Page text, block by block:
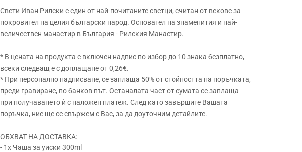
Свети Иван Рилски е един от най-почитаните светци, считан от векове за
покровител на целия български народ. Основател на знаменития и най-
величествен манастир в България - Рилския Манастир.
* В цената на продукта е включен надпис по избор до 10 знака безплатно,
всеки следващ е с доплащане от 0,26€.
* При персонално надписване, се заплаща 50% от стойността на поръчката,
преди гравиране, по банков път. Останалата част от сумата се заплаща
при получаването ѝ с наложен платеж. След като завършите Вашата
поръчка, ние ще се свържем с Вас, за да доуточним детайлите.
ОБХВАТ НА ДОСТАВКА:
- 1x Чаша за уиски 300ml